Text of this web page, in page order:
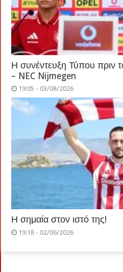
Η συνέντευξη Τύπου πριν
– NEC Nijmegen
19:05 - 03/08/2026
Η σημαία στον ιστό της!
19:18 - 02/06/2026